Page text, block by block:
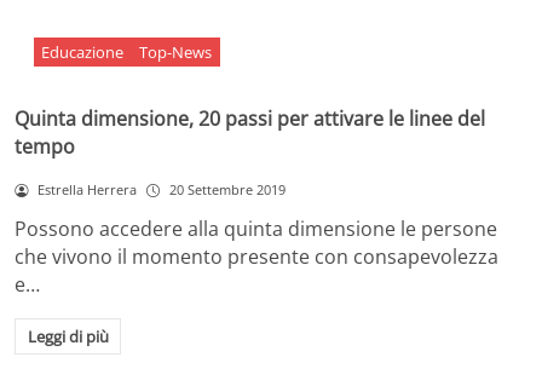
Educazione Top-News
Quinta dimensione, 20 passi per attivare le linee del
tempo
Estrella Herrera 20 Settembre 2019
Possono accedere alla quinta dimensione le persone
che vivono il momento presente con consapevolezza
e…
Leggi di più